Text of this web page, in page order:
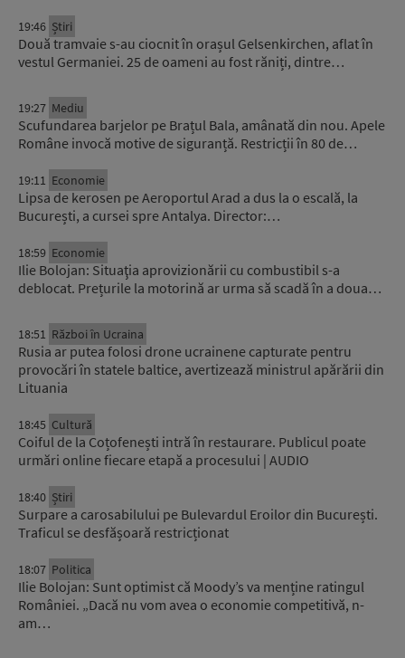
19:46 Știri
Două tramvaie s-au ciocnit în orașul Gelsenkirchen, aflat în
vestul Germaniei. 25 de oameni au fost răniți, dintre…
19:27 Mediu
Scufundarea barjelor pe Brațul Bala, amânată din nou. Apele
Române invocă motive de siguranță. Restricții în 80 de…
19:11 Economie
Lipsa de kerosen pe Aeroportul Arad a dus la o escală, la
București, a cursei spre Antalya. Director:…
18:59 Economie
Ilie Bolojan: Situaţia aprovizionării cu combustibil s-a
deblocat. Prețurile la motorină ar urma să scadă în a doua…
18:51 Război în Ucraina
Rusia ar putea folosi drone ucrainene capturate pentru
provocări în statele baltice, avertizează ministrul apărării din
Lituania
18:45 Cultură
Coiful de la Coțofenești intră în restaurare. Publicul poate
urmări online fiecare etapă a procesului | AUDIO
18:40 Știri
Surpare a carosabilului pe Bulevardul Eroilor din București.
Traficul se desfășoară restricționat
18:07 Politica
Ilie Bolojan: Sunt optimist că Moody’s va menține ratingul
României. „Dacă nu vom avea o economie competitivă, n-
am…